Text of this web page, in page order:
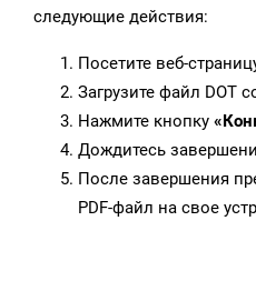
следующие действия:
Посетите веб-
Загрузите файл DOT
Нажмите кнопку
Дождитесь
После завершения
PDF-файл на свое